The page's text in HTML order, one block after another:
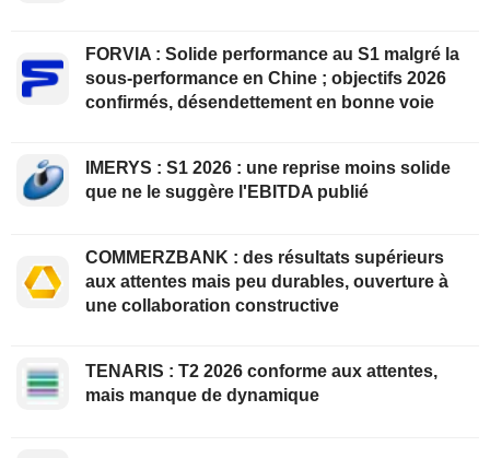
FORVIA : Solide performance au S1 malgré la
sous-performance en Chine ; objectifs 2026
confirmés, désendettement en bonne voie
IMERYS : S1 2026 : une reprise moins solide
que ne le suggère l'EBITDA publié
COMMERZBANK : des résultats supérieurs
aux attentes mais peu durables, ouverture à
une collaboration constructive
TENARIS : T2 2026 conforme aux attentes,
mais manque de dynamique